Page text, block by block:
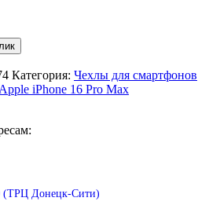
Категория: Чехлы для смартфонов
iPhone 16 Pro Max
(ТРЦ Донецк-Сити)